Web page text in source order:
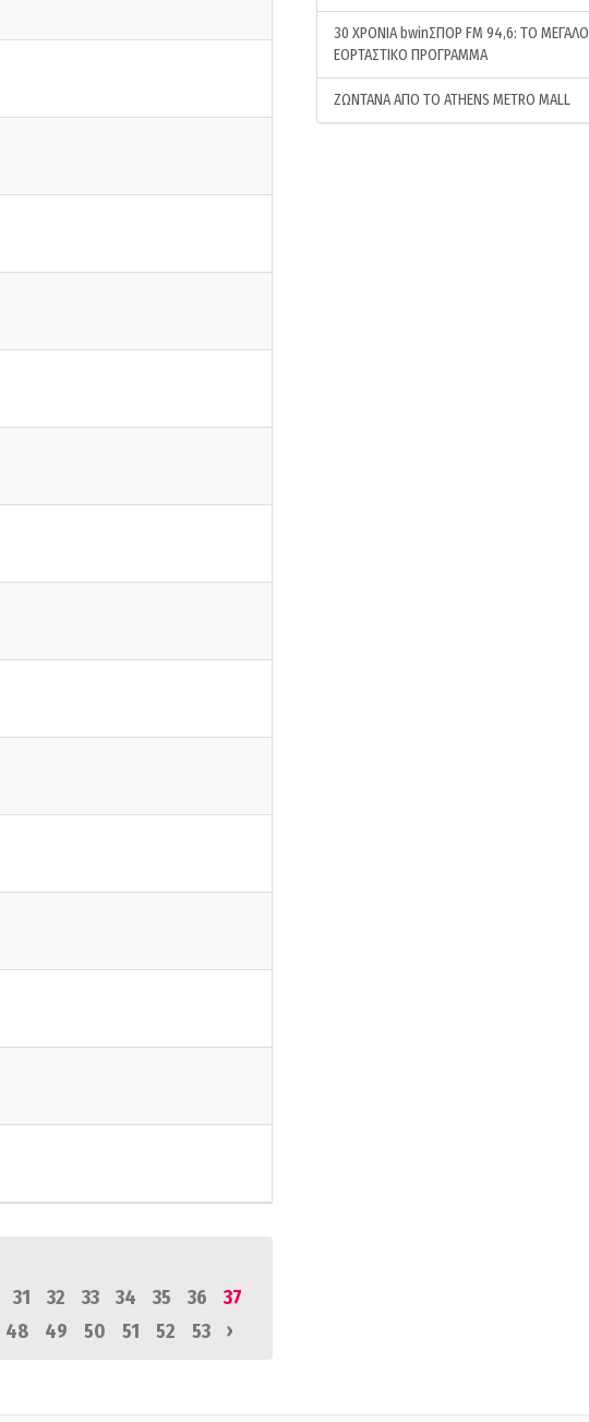
31 32 33 34 35 36
37
48 49 50 51 52 53 ›
30 ΧΡΟΝΙΑ bwinΣΠΟΡ FM 94,6: ΤΟ ΜΕΓΑΛΟ
ΕΟΡΤΑΣΤΙΚΟ ΠΡΟΓΡΑΜΜΑ
ΖΩΝΤΑΝΑ ΑΠΟ ΤΟ ATHENS METRO MALL